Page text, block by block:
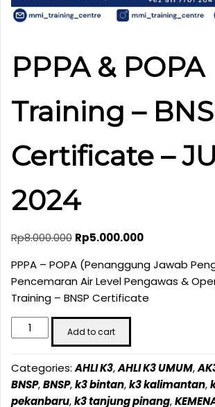
PPPA & POPA
Training –
Certificate –
2024
Rp8.000.000 Original
was:
Rp8.000.000.
Rp5.000.000Current
is:
Rp5.000.000.
PPPA – POPA (Penanggung Jawab
Pencemaran Air Level Pengawas &
Training – BNSP Certificate
PPPA
&
Training
-
Add to cart
Categories:AHLI K3,AHLI K3 UMUM,
BNSP,BNSP,k3 bintan,k3 kalimantan,
pekanbaru,k3 tanjung pinang,